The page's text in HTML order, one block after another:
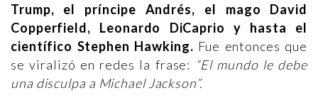
Trump, el príncipe Andrés, el mago David
Copperfield, Leonardo DiCaprio y hasta el
científico Stephen Hawking. Fue entonces que
se viralizó en redes la frase: “El mundo le debe
una disculpa a Michael Jackson”.